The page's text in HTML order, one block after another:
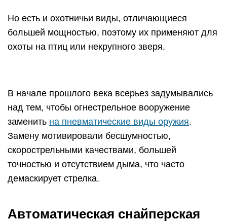
Но есть и охотничьи виды, отличающиеся
большей мощностью, поэтому их применяют для
охоты на птиц или некрупного зверя.
В начале прошлого века всерьез задумывались
над тем, чтобы огнестрельное вооружение
заменить на пневматические виды оружия.
Замену мотивировали бесшумностью,
скорострельными качествами, большей
точностью и отсутствием дыма, что часто
демаскирует стрелка.
Автоматическая снайперская